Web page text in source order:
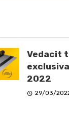
Vedacit
2022
29/03/